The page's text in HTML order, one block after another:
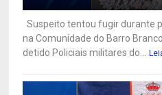
Suspeito tentou fugir durante
na Comunidade do Barro
detido Policiais militares do...